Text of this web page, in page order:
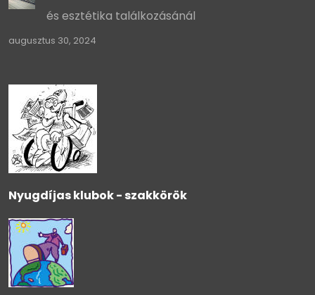
és esztétika találkozásánál
augusztus 30, 2024
Nyugdíjas klubok - szakkörök